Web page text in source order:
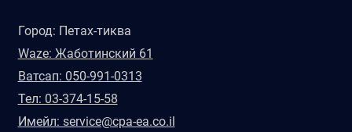
Город: Петах-тиква
Waze: Жаботинский 61
Ватсап: 050-991-0313
Тел: 03-374-15-58
Имейл: service@cpa-ea.co.il